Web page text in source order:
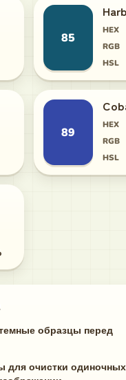
85
HEX
RGB
HSL
89
HEX
RGB
HSL
образцы перед
для очистки одиночных